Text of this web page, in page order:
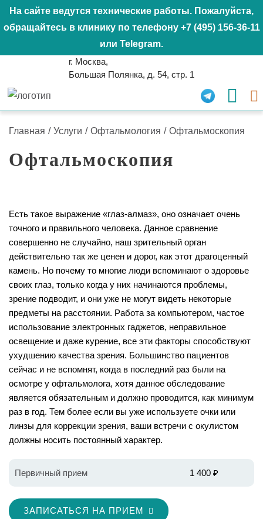
На сайте ведутся технические работы. Пожалуйста,
обращайтесь в клинику по телефону +7 (495) 156-36-11
или Telegram.
г. Москва,
Большая Полянка, д. 54, стр. 1
Главная / Услуги / Офтальмология / Офтальмоскопия
Офтальмоскопия
Есть такое выражение «глаз-алмаз», оно означает очень
точного и правильного человека. Данное сравнение
совершенно не случайно, наш зрительный орган
действительно так же ценен и дорог, как этот драгоценный
камень. Но почему то многие люди вспоминают о здоровье
своих глаз, только когда у них начинаются проблемы,
зрение подводит, и они уже не могут видеть некоторые
предметы на расстоянии. Работа за компьютером, частое
использование электронных гаджетов, неправильное
освещение и даже курение, все эти факторы способствуют
ухудшению качества зрения. Большинство пациентов
сейчас и не вспомнят, когда в последний раз были на
осмотре у офтальмолога, хотя данное обследование
является обязательным и должно проводится, как минимум
раз в год. Тем более если вы уже используете очки или
линзы для коррекции зрения, ваши встречи с окулистом
должны носить постоянный характер.
Первичный прием 1 400 ₽
ЗАПИСАТЬСЯ НА ПРИЕМ